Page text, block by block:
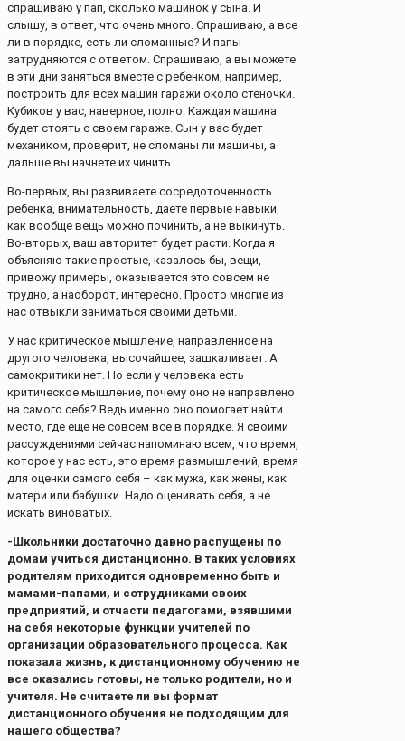
спрашиваю у пап, сколько машинок у сына. И
слышу, в ответ, что очень много. Спрашиваю, а все
ли в порядке, есть ли сломанные? И папы
затрудняются с ответом. Спрашиваю, а вы можете
в эти дни заняться вместе с ребенком, например,
построить для всех машин гаражи около стеночки.
Кубиков у вас, наверное, полно. Каждая машина
будет стоять с своем гараже. Сын у вас будет
механиком, проверит, не сломаны ли машины, а
дальше вы начнете их чинить.
Во-первых, вы развиваете сосредоточенность
ребенка, внимательность, даете первые навыки,
как вообще вещь можно починить, а не выкинуть.
Во-вторых, ваш авторитет будет расти. Когда я
объясняю такие простые, казалось бы, вещи,
привожу примеры, оказывается это совсем не
трудно, а наоборот, интересно. Просто многие из
нас отвыкли заниматься своими детьми.
У нас критическое мышление, направленное на
другого человека, высочайшее, зашкаливает. А
самокритики нет. Но если у человека есть
критическое мышление, почему оно не направлено
на самого себя? Ведь именно оно помогает найти
место, где еще не совсем всё в порядке. Я своими
рассуждениями сейчас напоминаю всем, что время,
которое у нас есть, это время размышлений, время
для оценки самого себя – как мужа, как жены, как
матери или бабушки. Надо оценивать себя, а не
искать виноватых.
-Школьники достаточно давно распущены по
домам учиться дистанционно. В таких условиях
родителям приходится одновременно быть и
мамами-папами, и сотрудниками своих
предприятий, и отчасти педагогами, взявшими
на себя некоторые функции учителей по
организации образовательного процесса. Как
показала жизнь, к дистанционному обучению не
все оказались готовы, не только родители, но и
учителя. Не считаете ли вы формат
дистанционного обучения не подходящим для
нашего общества?